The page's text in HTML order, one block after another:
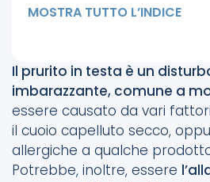
Conclusioni
MOSTRA TUTTO L’INDICE
Il prurito in testa è un
imbarazzante, comune a
essere causato da vari
il cuoio capelluto secco,
allergiche a qualche
Potrebbe, inoltre, essere